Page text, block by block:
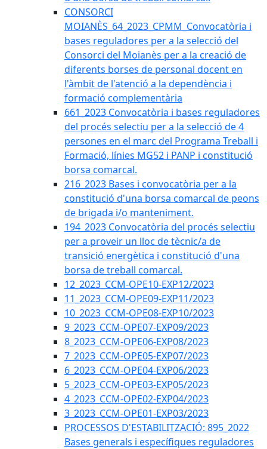
CONSORCI
MOIANÈS_64_2023_CPMM_Convocatòria i
bases reguladores per a la selecció del
Consorci del Moianès per a la creació de
diferents borses de personal docent en
l'àmbit de l'atenció a la dependència i
formació complementària
661_2023 Convocatòria i bases reguladores
del procés selectiu per a la selecció de 4
persones en el marc del Programa Treball i
Formació, línies MG52 i PANP i constitució
borsa comarcal.
216_2023 Bases i convocatòria per a la
constitució d'una borsa comarcal de peons
de brigada i/o manteniment.
194_2023 Convocatòria del procés selectiu
per a proveir un lloc de tècnic/a de
transició energètica i constitució d'una
borsa de treball comarcal.
12_2023_CCM-OPE10-EXP12/2023
11_2023_CCM-OPE09-EXP11/2023
10_2023_CCM-OPE08-EXP10/2023
9_2023_CCM-OPE07-EXP09/2023
8_2023_CCM-OPE06-EXP08/2023
7_2023_CCM-OPE05-EXP07/2023
6_2023_CCM-OPE04-EXP06/2023
5_2023_CCM-OPE03-EXP05/2023
4_2023_CCM-OPE02-EXP04/2023
3_2023_CCM-OPE01-EXP03/2023
PROCESSOS D'ESTABILITZACIÓ: 895_2022
Bases generals i específiques reguladores